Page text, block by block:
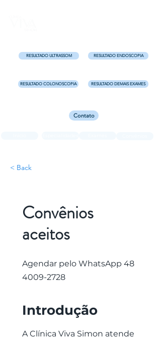
Contato
RESULTADO ULTRASSOM RESULTADO ENDOSCOPIA
RESULTADO COLONOSCOPIA RESULTADO DEMAIS EXAMES
< Back
Convênios
aceitos
Agendar pelo WhatsApp 48
4009-2728
Introdução
A Clínica Viva Simon atende